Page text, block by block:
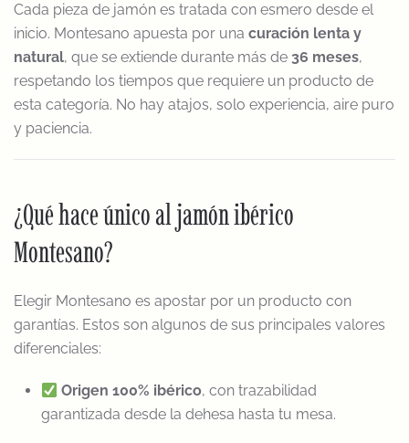
Cada pieza de jamón es tratada con esmero desde el
inicio. Montesano apuesta por una curación lenta y
natural, que se extiende durante más de 36 meses,
respetando los tiempos que requiere un producto de
esta categoría. No hay atajos, solo experiencia, aire puro
y paciencia.
¿Qué hace único al jamón ibérico
Montesano?
Elegir Montesano es apostar por un producto con
garantías. Estos son algunos de sus principales valores
diferenciales:
Origen 100% ibérico, con trazabilidad
garantizada desde la dehesa hasta tu mesa.